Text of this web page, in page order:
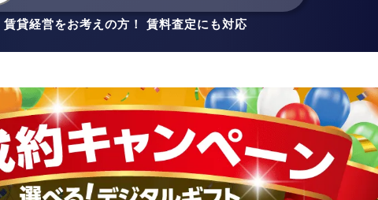
賃貸経営をお考えの方！ 賃料査定にも対応